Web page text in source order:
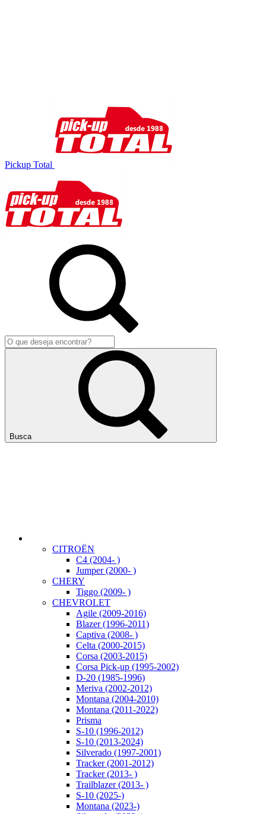
Pickup Total
Busca
CITROËN
C4 (2004- )
Jumper (2000- )
CHERY
Tiggo (2009- )
CHEVROLET
Agile (2009-2016)
Blazer (1996-2011)
Captiva (2008- )
Celta (2000-2015)
Corsa (2003-2015)
Corsa Pick-up (1995-2002)
D-20 (1985-1996)
Meriva (2002-2012)
Montana (2004-2010)
Montana (2011-2022)
Prisma
S-10 (1996-2012)
S-10 (2013-2024)
Silverado (1997-2001)
Tracker (2001-2012)
Tracker (2013- )
Trailblazer (2013- )
S-10 (2025-)
Montana (2023-)